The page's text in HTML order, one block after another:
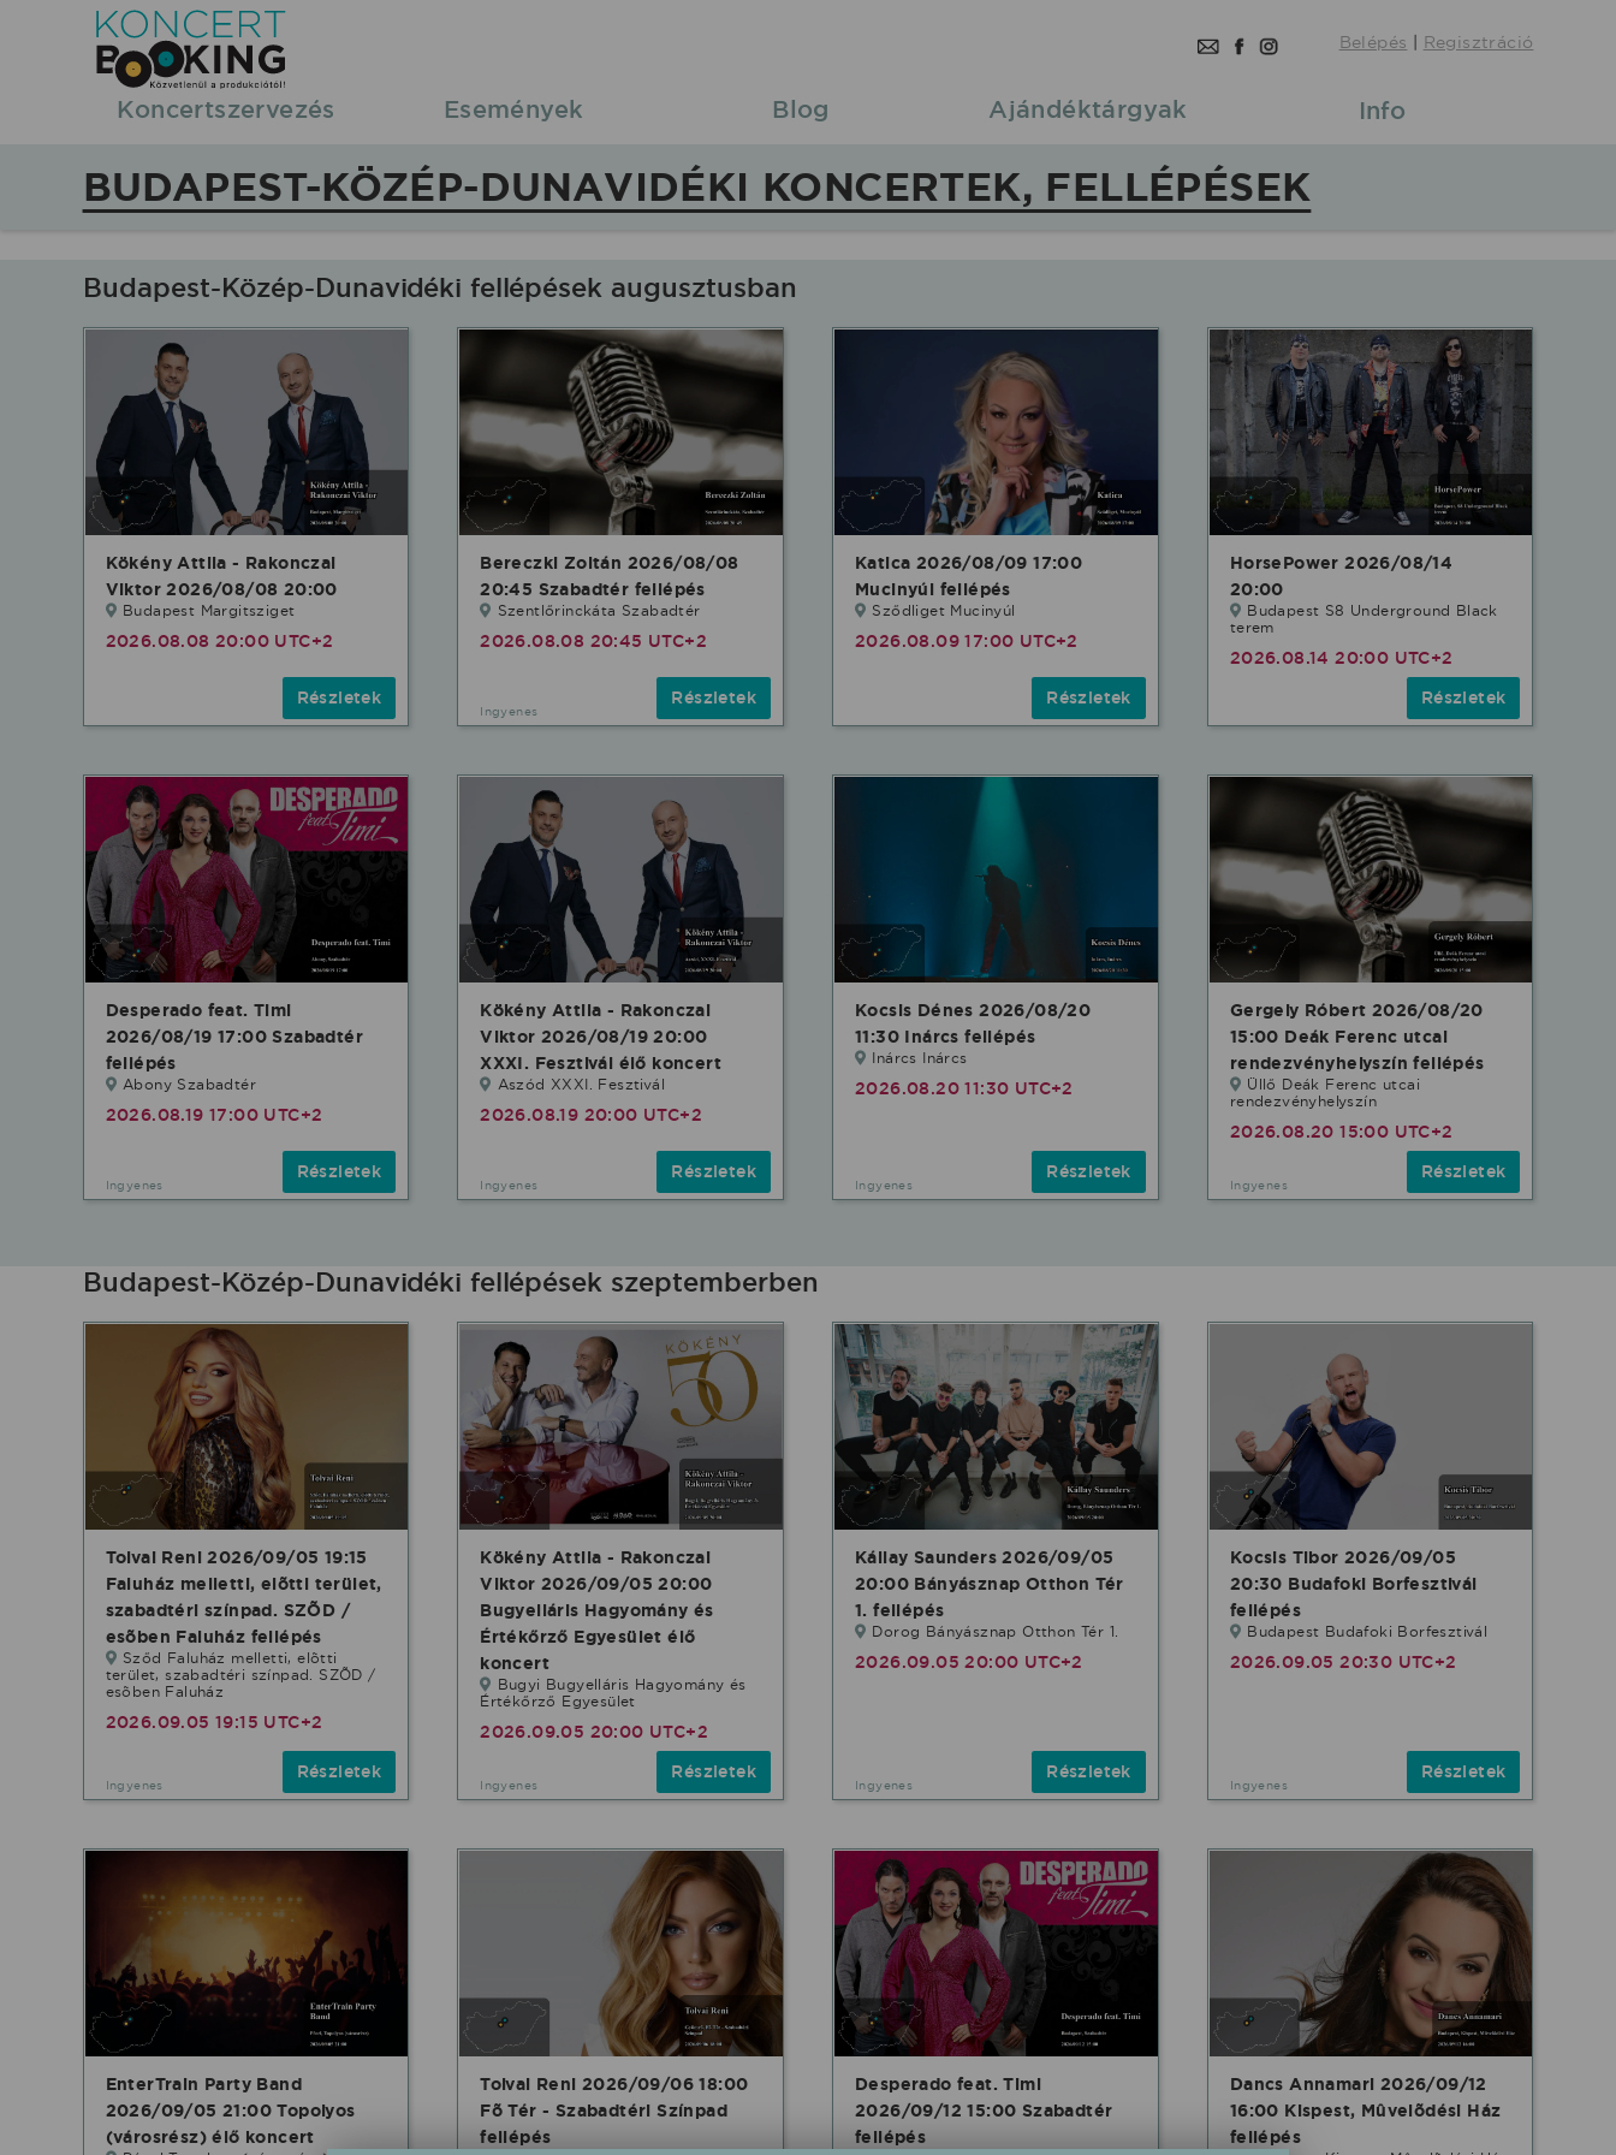
Koncertbooking
Koncertszervezés
Koncertek
Budapest-
Közép-
Dunavidék
régióban
Belépés | Regisztráció
Koncertszervezés Események Blog Ajándéktárgyak Info
BUDAPEST-KÖZÉP-DUNAVIDÉKI KONCERTEK, FELLÉPÉSEK
Budapest-Közép-Dunavidéki fellépések augusztusban
Kökény Attila - Rakonczai
Viktor 2026/08/08 20:00
Budapest Margitsziget
2026.08.08 20:00 UTC+2
Részletek
Bereczki Zoltán 2026/08/08
20:45 Szabadtér fellépés
Szentlőrinckáta Szabadtér
2026.08.08 20:45 UTC+2
Ingyenes
Részletek
Katica 2026/08/09 17:00
Mucinyúl fellépés
Sződliget Mucinyúl
2026.08.09 17:00 UTC+2
Részletek
HorsePower 2026/08/14
20:00
Budapest S8 Underground Black
terem
2026.08.14 20:00 UTC+2
Részletek
Desperado feat. Timi
2026/08/19 17:00 Szabadtér
fellépés
Abony Szabadtér
2026.08.19 17:00 UTC+2
Ingyenes
Részletek
Kökény Attila - Rakonczai
Viktor 2026/08/19 20:00
XXXI. Fesztivál élő koncert
Aszód XXXI. Fesztivál
2026.08.19 20:00 UTC+2
Ingyenes
Részletek
Kocsis Dénes 2026/08/20
11:30 Inárcs fellépés
Inárcs Inárcs
2026.08.20 11:30 UTC+2
Ingyenes
Részletek
Gergely Róbert 2026/08/20
15:00 Deák Ferenc utcai
rendezvényhelyszín fellépés
Üllő Deák Ferenc utcai
rendezvényhelyszín
2026.08.20 15:00 UTC+2
Ingyenes
Részletek
Budapest-Közép-Dunavidéki fellépések szeptemberben
Tolvai Reni 2026/09/05 19:15
Faluház melletti, elõtti terület,
szabadtéri színpad. SZÕD /
esõben Faluház fellépés
Sződ Faluház melletti, elõtti
terület, szabadtéri színpad. SZÕD /
esõben Faluház
2026.09.05 19:15 UTC+2
Ingyenes
Részletek
Kökény Attila - Rakonczai
Viktor 2026/09/05 20:00
Bugyelláris Hagyomány és
Értékőrző Egyesület élő
koncert
Bugyi Bugyelláris Hagyomány és
Értékőrző Egyesület
2026.09.05 20:00 UTC+2
Ingyenes
Részletek
Kállay Saunders 2026/09/05
20:00 Bányásznap Otthon Tér
1. fellépés
Dorog Bányásznap Otthon Tér 1.
2026.09.05 20:00 UTC+2
Ingyenes
Részletek
Kocsis Tibor 2026/09/05
20:30 Budafoki Borfesztivál
fellépés
Budapest Budafoki Borfesztivál
2026.09.05 20:30 UTC+2
Ingyenes
Részletek
EnterTrain Party Band
2026/09/05 21:00 Topolyos
(városrész) élő koncert
Tolvai Reni 2026/09/06 18:00
Fõ Tér - Szabadtéri Színpad
fellépés
Desperado feat. Timi
2026/09/12 15:00 Szabadtér
fellépés
Dancs Annamari 2026/09/12
16:00 Kispest, Mûvelõdési Ház
fellépés